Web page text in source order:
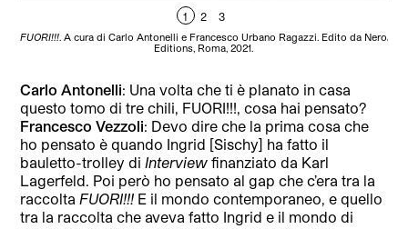
1 2 3
FUORI!!!. A cura di Carlo Antonelli e Francesco Urbano Ragazzi. Edito da Nero
Editions, Roma, 2021.
Carlo Antonelli: Una volta che ti è planato in casa
questo tomo di tre chili, FUORI!!!, cosa hai pensato?
Francesco Vezzoli: Devo dire che la prima cosa che
ho pensato è quando Ingrid [Sischy] ha fatto il
bauletto-trolley di Interview finanziato da Karl
Lagerfeld. Poi però ho pensato al gap che c’era tra la
raccolta FUORI!!! E il mondo contemporaneo, e quello
tra la raccolta che aveva fatto Ingrid e il mondo di